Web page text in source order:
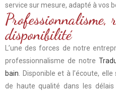
service sur mesure, adapté à vos
Professionnalisme,
disponibilité
L’une des forces de notre
professionnalisme de notre
bain . Disponible et à l’écoute,
de haute qualité dans les